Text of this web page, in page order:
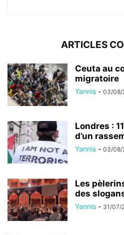
ARTICLES
Ceuta au
migratoire
Yannis - 03/08/
Londres :
d’un
Yannis - 03/08/
Les
des
Yannis - 31/07/